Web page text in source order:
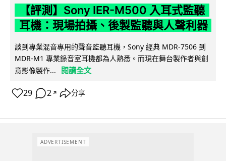
【評測】Sony IER-M500 入耳式監聽
耳機：現場拍攝、後製監聽與人聲利器
談到專業混音專用的聲音監聽耳機，Sony 經典 MDR-7506 到
MDR-M1 專業錄音室耳機都為人熟悉。而現在舞台製作者與創
意影像製作...
閱讀全文
29 2 ↗ 分享
ADVERTISEMENT